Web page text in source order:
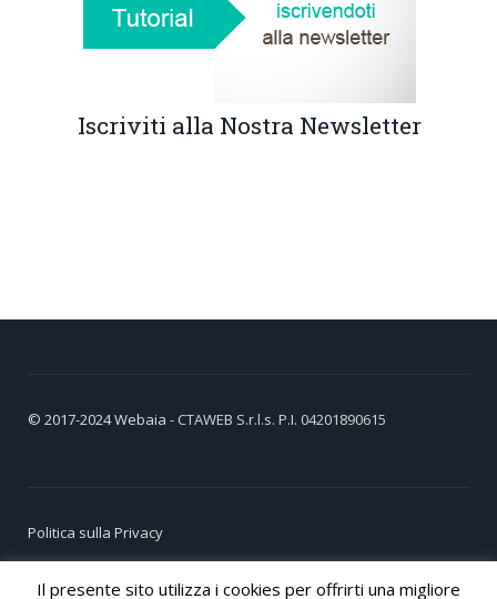
Iscriviti alla Nostra Newsletter
© 2017-2024Webaia - CTAWEB S.r.l.s. P.I. 04201890615
Politica sulla Privacy
Cookie Policy
Il presente sito utilizza i cookies per offrirti una migliore